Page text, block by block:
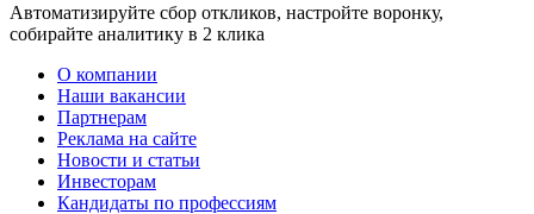
Автоматизируйте сбор откликов, настройте воронку,
собирайте аналитику в 2 клика
О компании
Наши вакансии
Партнерам
Реклама на сайте
Новости и статьи
Инвесторам
Кандидаты по профессиям